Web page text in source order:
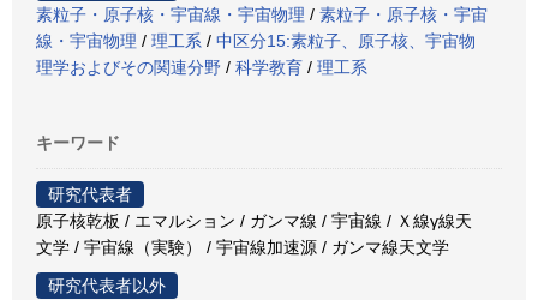
素粒子・原子核・宇宙線・宇宙物理 / 素粒子・原子核・宇宙
線・宇宙物理 / 理工系 / 中区分15:素粒子、原子核、宇宙物
理学およびその関連分野 / 科学教育 / 理工系
キーワード
研究代表者
原子核乾板 / エマルション / ガンマ線 / 宇宙線 / Ｘ線γ線天
文学 / 宇宙線（実験） / 宇宙線加速源 / ガンマ線天文学
研究代表者以外